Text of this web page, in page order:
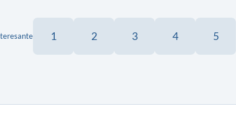
1 2 3 4 5